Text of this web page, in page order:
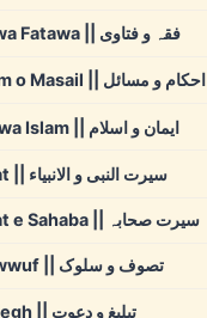
Fiqh wa Fatawa || فقہ و فتاوی
Ahkam o Masail || احکام و مسائل
Iman wa Islam || ایمان و اسلام
Seerat || سیرت النبی و الانبیاء
Seerat e Sahaba || سیرت صحابہ
Tasawwuf || تصوف و سلوک
Tableegh || تبلیغ و دعوت